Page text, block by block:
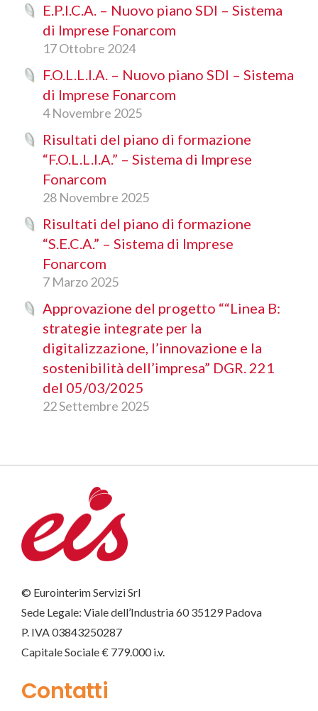
E.P.I.C.A. – Nuovo piano SDI – Sistema
di Imprese Fonarcom
17 Ottobre 2024
F.O.L.L.I.A. – Nuovo piano SDI – Sistema
di Imprese Fonarcom
4 Novembre 2025
Risultati del piano di formazione
“F.O.L.L.I.A.” – Sistema di Imprese
Fonarcom
28 Novembre 2025
Risultati del piano di formazione
“S.E.C.A.” – Sistema di Imprese
Fonarcom
7 Marzo 2025
Approvazione del progetto ““Linea B:
strategie integrate per la
digitalizzazione, l’innovazione e la
sostenibilità dell’impresa” DGR. 221
del 05/03/2025
22 Settembre 2025
© Eurointerim Servizi Srl
Sede Legale: Viale dell’Industria 60 35129 Padova
P. IVA 03843250287
Capitale Sociale € 779.000 i.v.
Contatti